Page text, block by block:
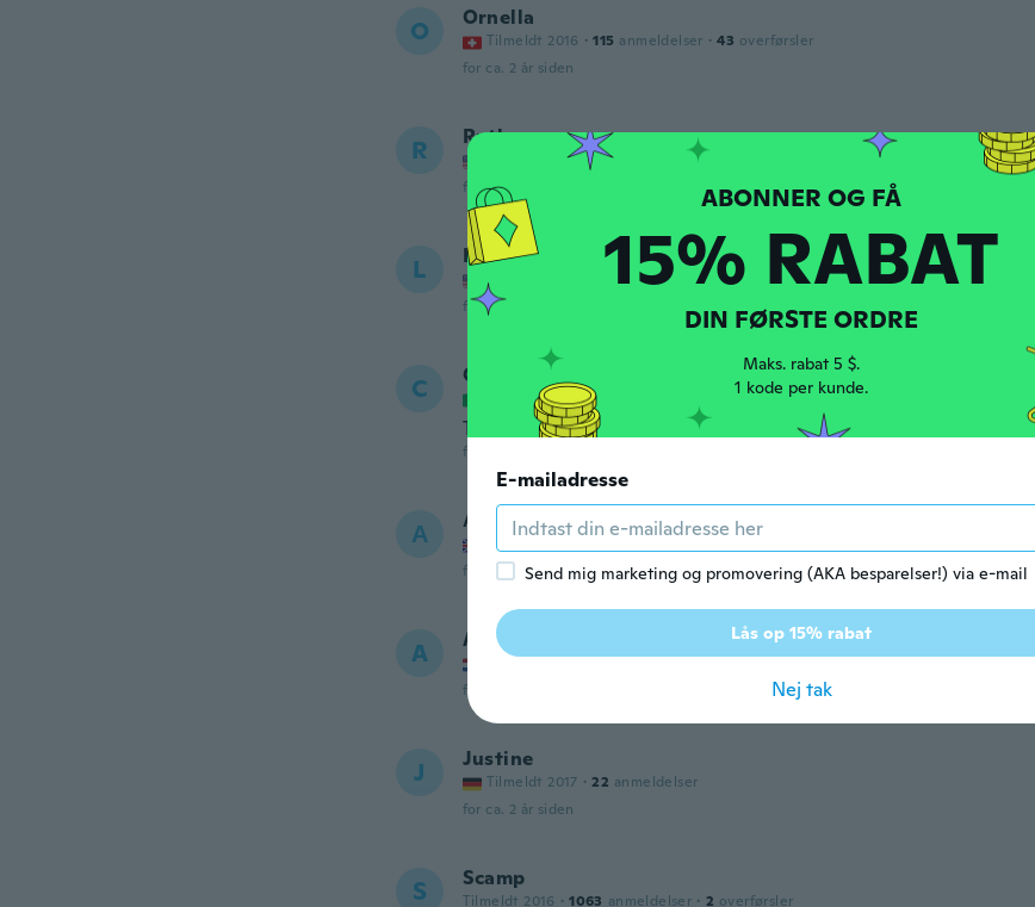
O Ornella
Tilmeldt 2016 · 115 anmeldelser · 43 overførsler
for ca. 2 år siden
R Ruth
Tilmeldt 2020 · 103
anmeldelser
for ca. 2 år siden
L Linda
Tilmeldt 2022
anmeldelser
for ca. 2 år siden
C Catherine
Tilmeldt 2018 · 65
Too small
for ca. 2 år siden
А Анелия
Tilmeldt 2020
for ca. 2 år siden
A Anke
Tilmeldt 2015 · 86 anmeldelser
for ca. 2 år siden
J Justine
Tilmeldt 2017 · 22 anmeldelser
for ca. 2 år siden
S Scamp
Tilmeldt 2016 · 1063 anmeldelser · 2 overførsler
15% RABAT
DIN FØRSTE ORDRE
Maks. rabat 5 $.
1 kode per kunde.
E-mailadresse
Send mig marketing og promovering (AKA besparelser!) via e-mail
Lås op 15% rabat
Nej tak